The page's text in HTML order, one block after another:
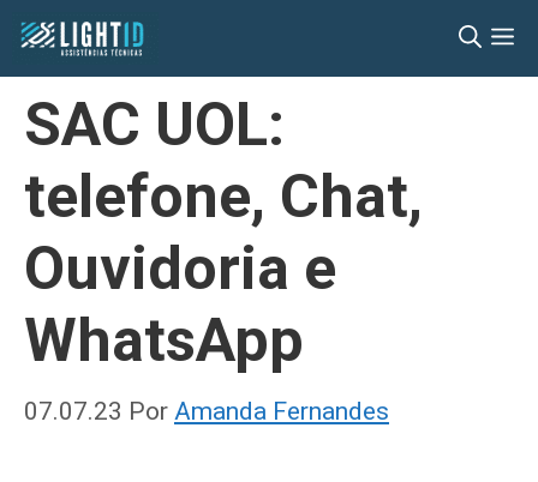
Pular
para
conteúdo
SAC UOL:
telefone, Chat,
Ouvidoria e
WhatsApp
07.07.23 Por Amanda Fernandes